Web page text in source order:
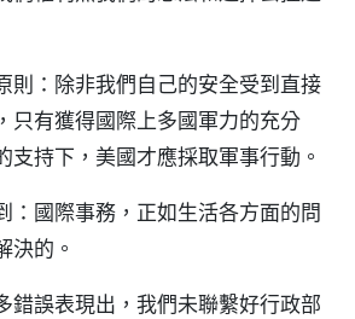
則：除非我們自己的安全受到直接
只有獲得國際上多國軍力的充分
支持下，美國才應採取軍事行動。
：國際事務，正如生活各方面的問
決的。
錯誤表現出，我們未聯繫好行政部